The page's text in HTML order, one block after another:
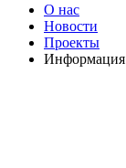
О нас
Новости
Проекты
Информация